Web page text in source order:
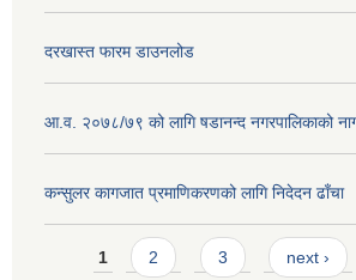
दरखास्त फारम डाउनलोड
आ.व. २०७८/७९ को लागि षडानन्द नगरपालिकाको
कन्सुलर कागजात प्रमाणिकरणको लागि निदेदन ढाँचा
Pages
1 2 3 next ›